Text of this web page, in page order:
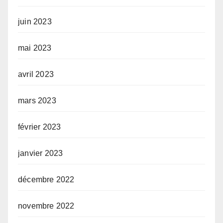
juin 2023
mai 2023
avril 2023
mars 2023
février 2023
janvier 2023
décembre 2022
novembre 2022